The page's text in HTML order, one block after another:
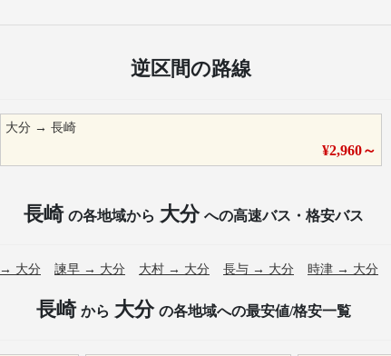
逆区間の路線
大分 →長崎
¥2,960～
長崎 の各地域から 大分 への高速バス・格安バス
→ 大分 諫早 → 大分 大村 → 大分 長与 → 大分 時津 → 大分
長崎 から 大分 の各地域への最安値/格安一覧